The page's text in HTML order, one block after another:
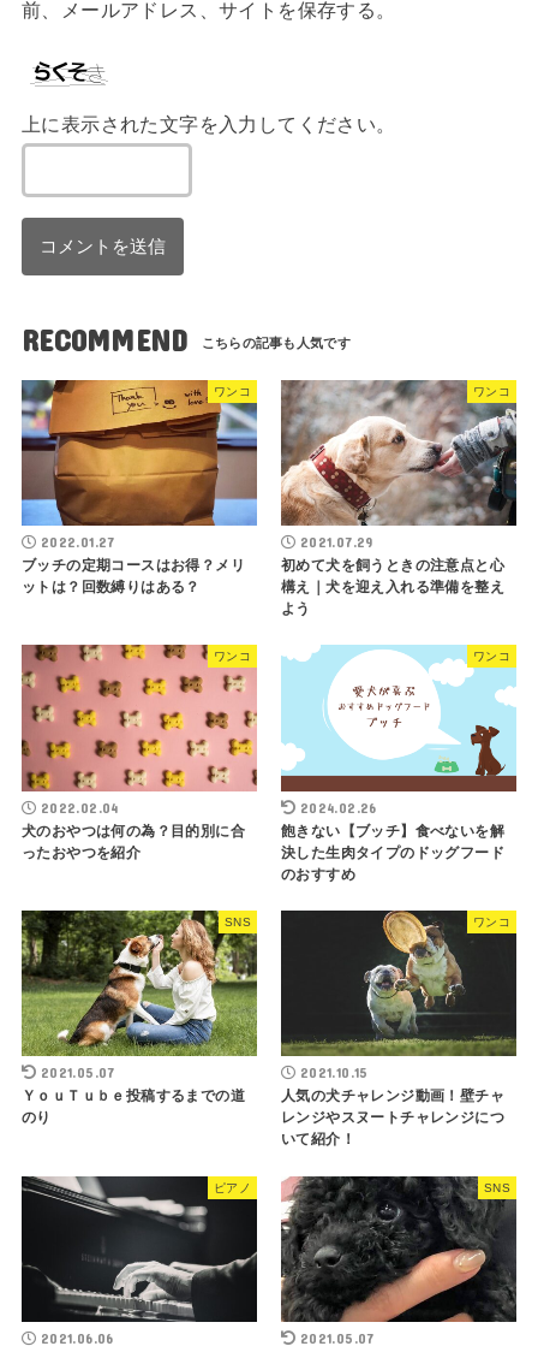
前、メールアドレス、サイトを保存する。
上に表示された文字を入力してください。
RECOMMEND
ワンコ
2022.01.27
ブッチの定期コースはお得？メリ
ットは？回数縛りはある？
ワンコ
2021.07.29
初めて犬を飼うときの注意点と心
構え｜犬を迎え入れる準備を整え
よう
ワンコ
2022.02.04
犬のおやつは何の為？目的別に合
ったおやつを紹介
ワンコ
2024.02.26
飽きない【ブッチ】食べないを解
決した生肉タイプのドッグフード
のおすすめ
SNS
2021.05.07
ＹｏｕＴｕｂｅ投稿するまでの道
のり
ワンコ
2021.10.15
人気の犬チャレンジ動画！壁チャ
レンジやスヌートチャレンジにつ
いて紹介！
ピアノ
2021.06.06
SNS
2021.05.07